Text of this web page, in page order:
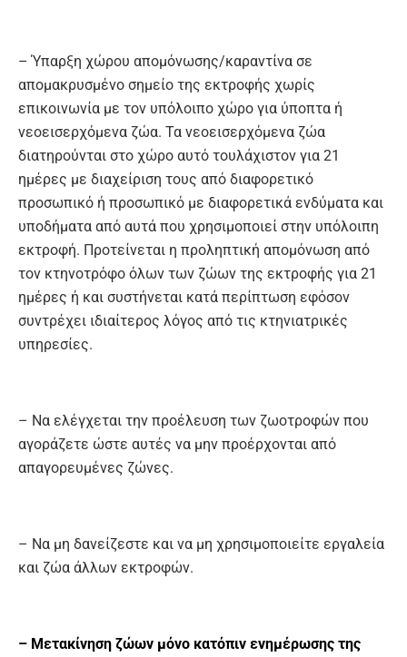
– Ύπαρξη χώρου απομόνωσης/καραντίνα σε
απομακρυσμένο σημείο της εκτροφής χωρίς
επικοινωνία με τον υπόλοιπο χώρο για ύποπτα ή
νεοεισερχόμενα ζώα. Τα νεοεισερχόμενα ζώα
διατηρούνται στο χώρο αυτό τουλάχιστον για 21
ημέρες με διαχείριση τους από διαφορετικό
προσωπικό ή προσωπικό με διαφορετικά ενδύματα και
υποδήματα από αυτά που χρησιμοποιεί στην υπόλοιπη
εκτροφή. Προτείνεται η προληπτική απομόνωση από
τον κτηνοτρόφο όλων των ζώων της εκτροφής για 21
ημέρες ή και συστήνεται κατά περίπτωση εφόσον
συντρέχει ιδιαίτερος λόγος από τις κτηνιατρικές
υπηρεσίες.
– Να ελέγχεται την προέλευση των ζωοτροφών που
αγοράζετε ώστε αυτές να μην προέρχονται από
απαγορευμένες ζώνες.
– Να μη δανείζεστε και να μη χρησιμοποιείτε εργαλεία
και ζώα άλλων εκτροφών.
– Μετακίνηση ζώων μόνο κατόπιν ενημέρωσης της